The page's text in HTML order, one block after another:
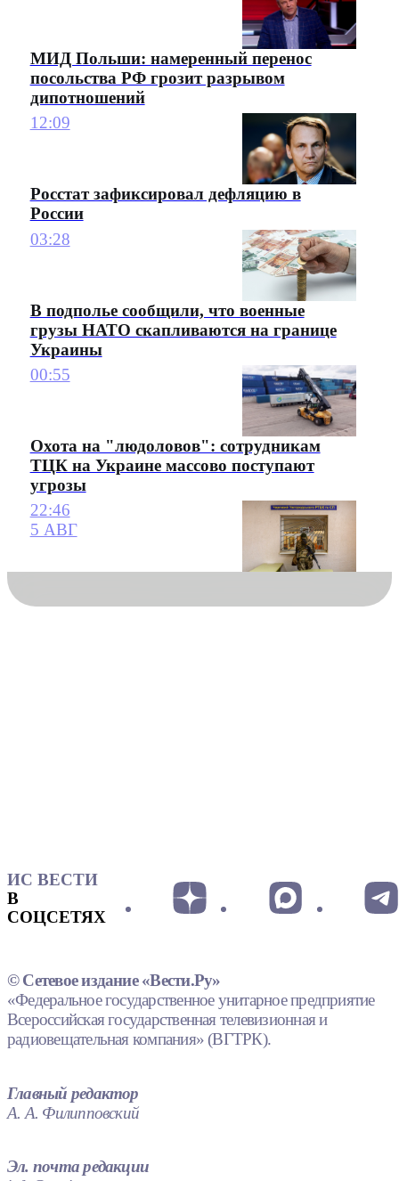
МИД Польши: намеренный перенос
посольства РФ грозит разрывом
дипотношений
12:09
Росстат зафиксировал дефляцию в
России
03:28
В подполье сообщили, что военные
грузы НАТО скапливаются на границе
Украины
00:55
Охота на "людоловов": сотрудникам
ТЦК на Украине массово поступают
угрозы
22:46
5 АВГ
ИС ВЕСТИ
В
СОЦСЕТЯХ
© Сетевое издание «Вести.Ру»
«Федеральное государственное унитарное предприятие
Всероссийская государственная телевизионная и
радиовещательная компания» (ВГТРК).
Главный редактор
А. А. Филипповский
Эл. почта редакции